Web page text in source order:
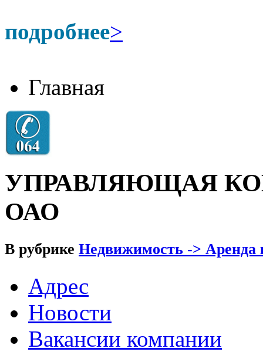
подробнее>
Главная
УПРАВЛЯЮЩАЯ
ОАО
В рубрике Недвижимость -> Аренда
Адрес
Новости
Вакансии компании